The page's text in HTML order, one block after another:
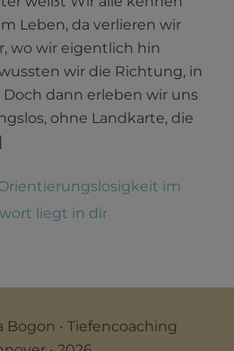
Leben, da verlieren wir
wo wir eigentlich hin
wir die Richtung, in
Doch dann erleben wir uns
ohne Landkarte, die
im
liegt in dir
Bogon • Tiefencoaching